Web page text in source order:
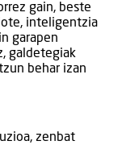
gain, beste
inteligentzia
garapen
galdetegiak
behar izan
zenbat